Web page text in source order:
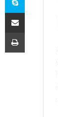
E-Posta ile paylaş